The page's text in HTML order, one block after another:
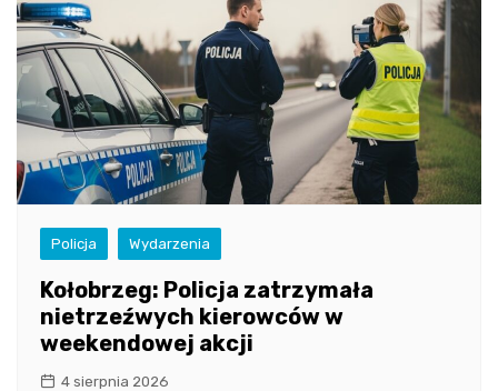
Policja Wydarzenia
Kołobrzeg: Policja zatrzymała
nietrzeźwych kierowców w
weekendowej akcji
4 sierpnia 2026